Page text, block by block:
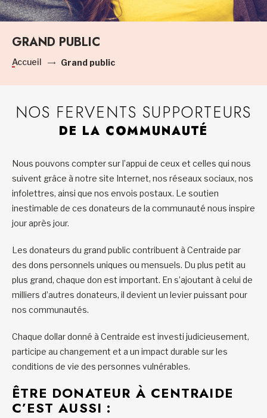
GRAND PUBLIC
Accueil Grand public
NOS FERVENTS SUPPORTEURS
DE LA COMMUNAUTÉ
Nous pouvons compter sur l’appui de ceux et celles qui nous
suivent grâce à notre site Internet, nos réseaux sociaux, nos
infolettres, ainsi que nos envois postaux. Le soutien
inestimable de ces donateurs de la communauté nous inspire
jour après jour.
Les donateurs du grand public contribuent à Centraide par
des dons personnels uniques ou mensuels. Du plus petit au
plus grand, chaque don est important. En s’ajoutant à celui de
milliers d’autres donateurs, il devient un levier puissant pour
nos communautés.
Chaque dollar donné à Centraide est investi judicieusement,
participe au changement et a un impact durable sur les
conditions de vie des personnes vulnérables.
ÊTRE DONATEUR À CENTRAIDE
C’EST AUSSI :